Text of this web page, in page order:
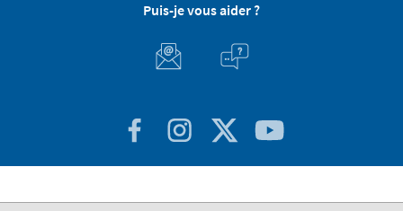
Puis-je vous aider ?